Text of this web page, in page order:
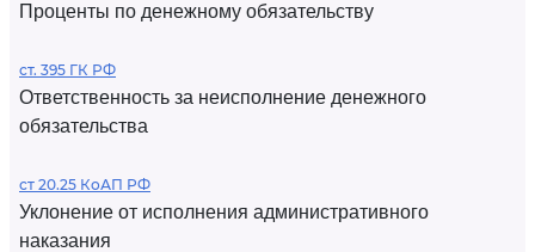
Проценты по денежному обязательству
ст. 395 ГК РФ
Ответственность за неисполнение денежного
обязательства
ст 20.25 КоАП РФ
Уклонение от исполнения административного
наказания